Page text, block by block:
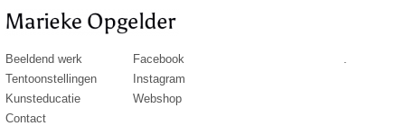
Beeldend werk
Tentoonstellingen
Kunsteducatie
Contact
Facebook
Instagram
Webshop
.